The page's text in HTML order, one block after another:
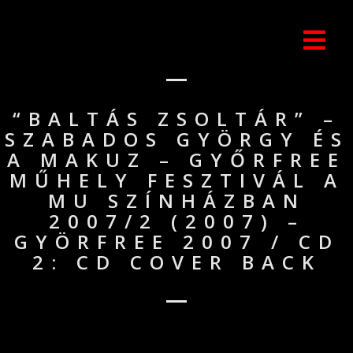
“BALTÁS ZSOLTÁR” –
SZABADOS GYÖRGY ÉS
A MAKUZ – GYŐRFREE
MŰHELY FESZTIVÁL A
MU SZÍNHÁZBAN
2007/2 (2007) –
GYÖRFREE 2007 / CD
2: CD COVER BACK